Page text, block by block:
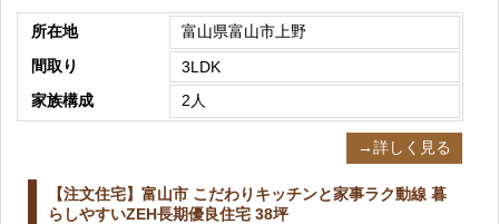
所在地
富山県富山市上野
間取り
3LDK
家族構成
2人
→詳しく見る
【注文住宅】富山市 こだわりキッチンと家事ラク動線 暮
らしやすいZEH長期優良住宅 38坪